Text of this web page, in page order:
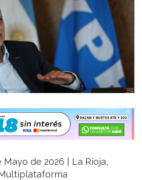
Mayo de 2026 | La Rioja,